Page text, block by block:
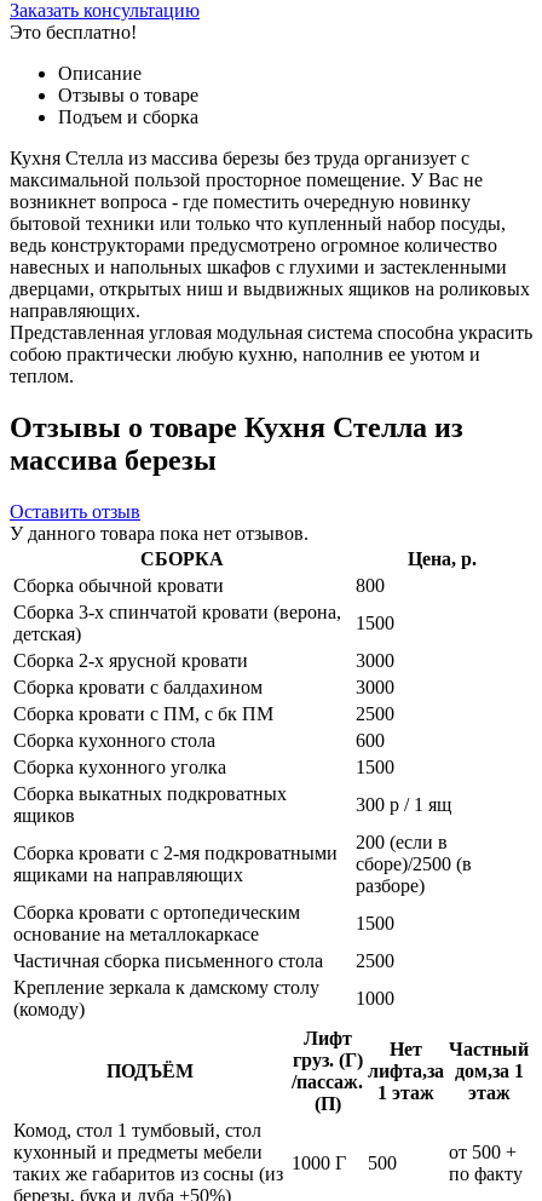
Заказать консультацию
Это бесплатно!
Описание
Отзывы о товаре
Подъем и сборка
Кухня Стелла из массива березы без труда организует с
максимальной пользой просторное помещение. У Вас не
возникнет вопроса - где поместить очередную новинку
бытовой техники или только что купленный набор посуды,
ведь конструкторами предусмотрено огромное количество
навесных и напольных шкафов с глухими и застекленными
дверцами, открытых ниш и выдвижных ящиков на роликовых
направляющих.
Представленная угловая модульная система способна украсить
собою практически любую кухню, наполнив ее уютом и
теплом.
Отзывы о товаре Кухня Стелла из
массива березы
Оставить отзыв
У данного товара пока нет отзывов.
СБОРКА
Цена, р.
Сборка обычной кровати
800
Сборка 3-х спинчатой кровати (верона,
детская)
1500
Сборка 2-х ярусной кровати
3000
Сборка кровати с балдахином
3000
Сборка кровати с ПМ, с бк ПМ
2500
Сборка кухонного стола
600
Сборка кухонного уголка
1500
Сборка выкатных подкроватных
ящиков
300 р / 1 ящ
Сборка кровати с 2-мя подкроватными
ящиками на направляющих
200 (если в
сборе)/2500 (в
разборе)
Сборка кровати с ортопедическим
основание на металлокаркасе
1500
Частичная сборка письменного стола
2500
Крепление зеркала к дамскому столу
(комоду)
1000
ПОДЪЁМ
Лифт
груз. (Г)
/пассаж.
(П)
Нет
лифта,за
1 этаж
Частный
дом,за 1
этаж
Комод, стол 1 тумбовый, стол
кухонный и предметы мебели
таких же габаритов из сосны (из
березы, бука и дуба +50%)
1000 Г 500
от 500 +
по факту